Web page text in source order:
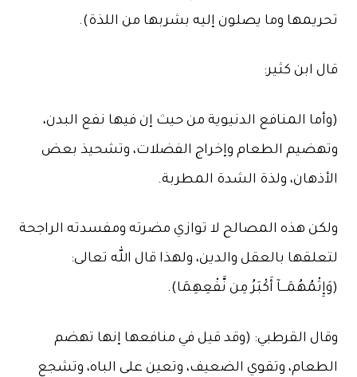
تحريمها وما يصلون إليه بشربها من اللذة).
قال ابن كثير:
(وأما المنافع الدنيوية من حيث إن فيها نفع البدن،
وتهضيم الطعام وإخراج الفضلات، وتشحيذ بعض
الأذهان، ولذة الشدة المطربة.
ولكن هذه المصالح لا توازي مضرته ومفسدته الراجحة
لتعلقها بالعقل والدين، ولهذا قال الله تعالى:
(وَإِثْمُهُمَــآ أَكْبَرُ مِن نَّفْعِهِمَا).
وقال القرطبي: (وقد قيل في منافعها إنها تهضم
الطعام، وتقوي الضعيف، وتعين على الباه، وتشجع